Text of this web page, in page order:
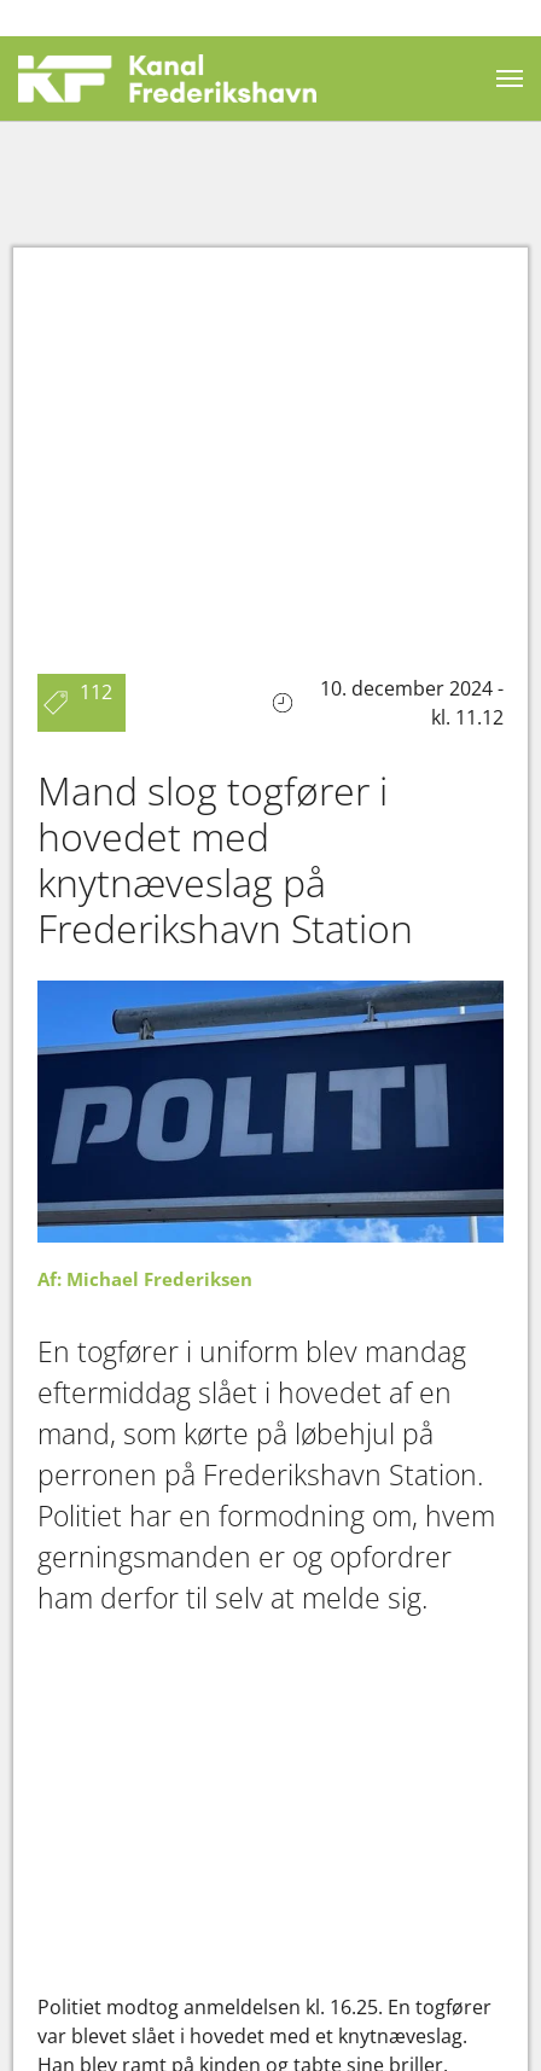
112
10. december 2024 -
kl. 11.12
Mand slog togfører i
hovedet med
knytnæveslag på
Frederikshavn Station
Af: Michael Frederiksen
En togfører i uniform blev mandag
eftermiddag slået i hovedet af en
mand, som kørte på løbehjul på
perronen på Frederikshavn Station.
Politiet har en formodning om, hvem
gerningsmanden er og opfordrer
ham derfor til selv at melde sig.
Politiet modtog anmeldelsen kl. 16.25. En togfører
var blevet slået i hovedet med et knytnæveslag.
Han blev ramt på kinden og tabte sine briller.